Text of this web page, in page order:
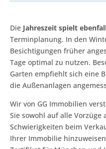
Die Jahreszeit spielt
Terminplanung. In den
Besichtigungen früher
Tage optimal zu nutzen.
Garten empfiehlt sich eine
die Außenanlagen
Wir von GG Immobilien
Sie sowohl auf alle Vorzüge
Schwierigkeiten beim
Ihrer Immobilie